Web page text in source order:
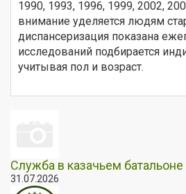
1990, 1993, 1996, 1999, 2002,
внимание уделяется людям
диспансеризация показана
исследований подбирается
учитывая пол и возраст.
Служба в казачьем
31.07.2026